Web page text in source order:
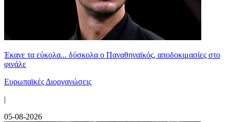
Έκανε τα εύκολα... δύσκολα ο Παναθηναϊκός, αποδοκιμασίες στο
φινάλε
Ευρωπαϊκές Διοργανώσεις
|
05-08-2026